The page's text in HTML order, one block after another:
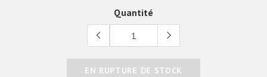
Quantité
EN RUPTURE DE STOCK